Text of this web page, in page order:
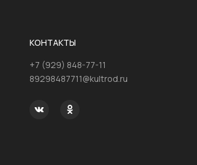
КОНТАКТЫ
+7 (929) 848-77-11
89298487711@kultrod.ru